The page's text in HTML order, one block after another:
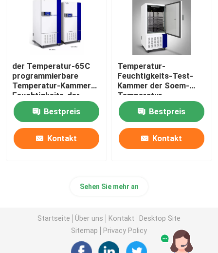
der Temperatur-65C
programmierbare
Temperatur-Kammer
Feuchtigkeits-der
Kammer-SUS304
Bestpreis
Kontakt
Temperatur-
Feuchtigkeits-Test-
Kammer der Soem-
Temperatur-
Feuchtigkeits-
Kammer-220V
Bestpreis
Kontakt
Sehen Sie mehr an
Startseite Über uns Kontakt
Desktop Site
Sitemap
Privacy Policy